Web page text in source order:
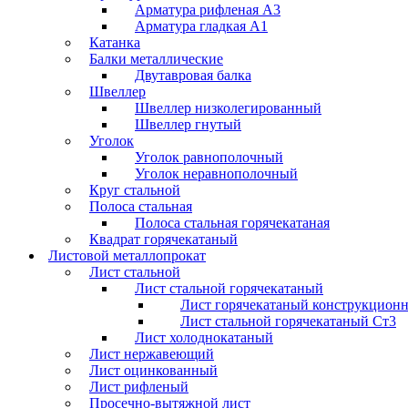
Арматура рифленая А3
Арматура гладкая А1
Катанка
Балки металлические
Двутавровая балка
Швеллер
Швеллер низколегированный
Швеллер гнутый
Уголок
Уголок равнополочный
Уголок неравнополочный
Круг стальной
Полоса стальная
Полоса стальная горячекатаная
Квадрат горячекатаный
Листовой металлопрокат
Лист стальной
Лист стальной горячекатаный
Лист горячекатаный
Лист стальной горячекатаный Ст3
Лист холоднокатаный
Лист нержавеющий
Лист оцинкованный
Лист рифленый
Просечно-вытяжной лист